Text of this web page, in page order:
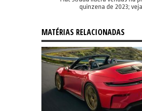
quinzena de 2023;
MATÉRIAS RELACIONADAS